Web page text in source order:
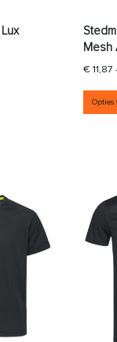
Deze optie kan
€ 7,12 tot € 10,47
product heeft
Mesh
€11,87
Opties